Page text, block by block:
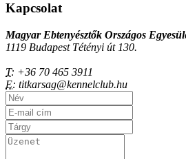
Kapcsolat
Magyar Ebtenyésztők Országos
1119 Budapest Tétényi út 130.
T: +36 70 465 3911
E: titkarsag@kennelclub.hu